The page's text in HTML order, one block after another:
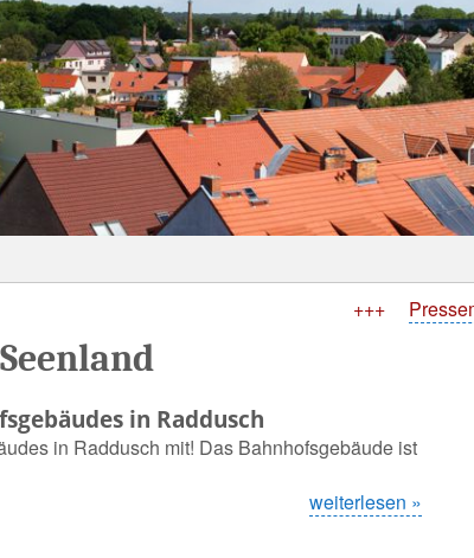
in Raddusch
in Raddusch mit! Das Bahnhofsgebäude ist
weiterlesen »